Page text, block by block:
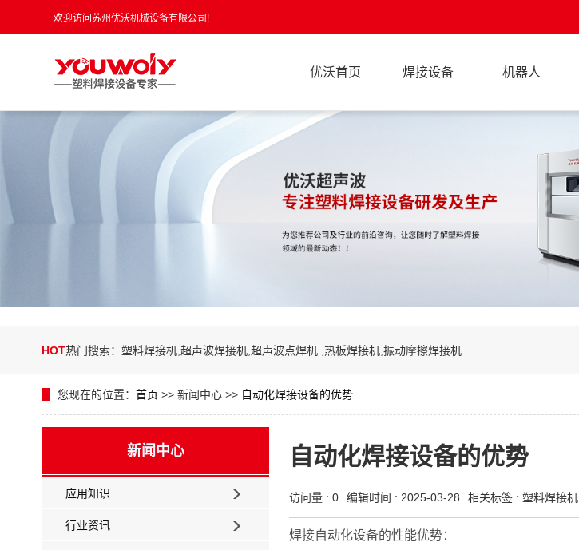
欢迎访问苏州优沃机械设备有限公司!
优沃首页 焊接设备 机器人
HOT热门搜索：塑料焊接机,超声波焊接机,超声波点焊机 ,热板焊接机,振动摩擦焊接机
您现在的位置： 首页 >> 新闻中心 >> 自动化焊接设备的优势
新闻中心
应用知识
行业资讯
自动化焊接设备的优势
访问量 : 0 编辑时间 : 2025-03-28 相关标签 : 塑料焊接机
焊接自动化设备的性能优势：